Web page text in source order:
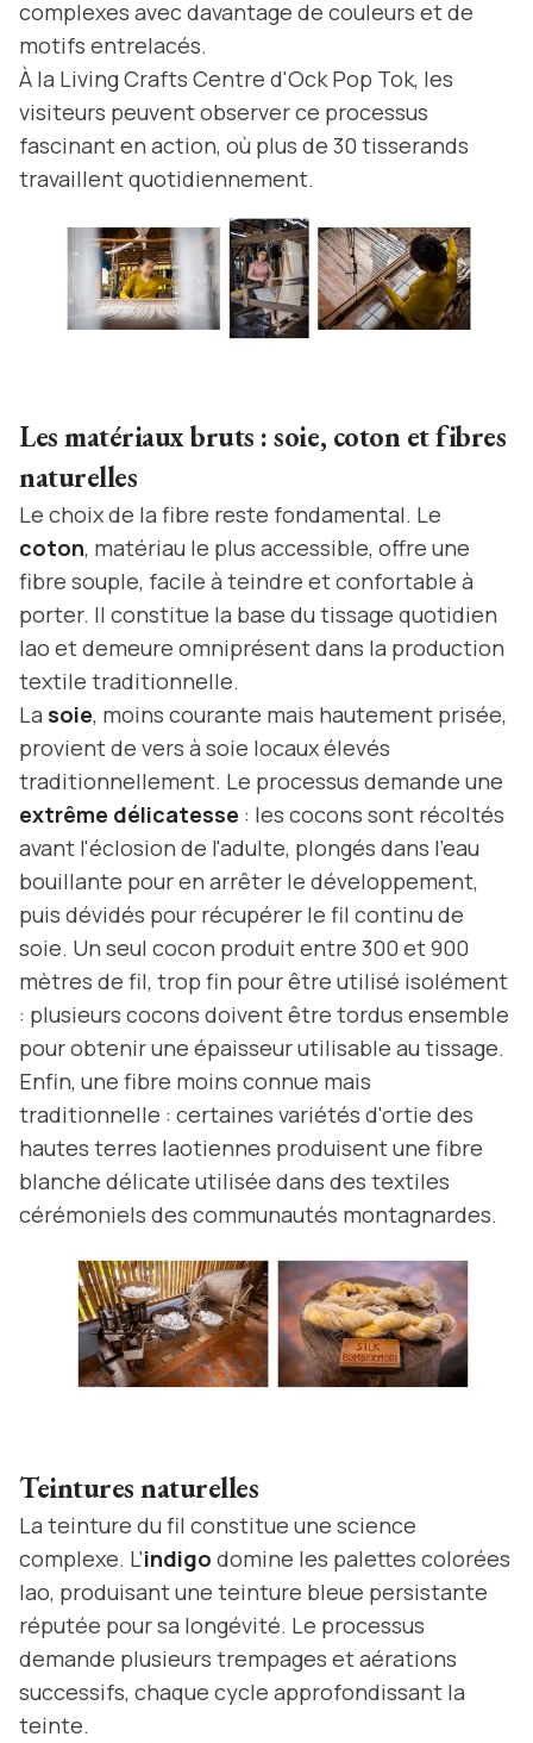
complexes avec davantage de couleurs et de
motifs entrelacés.
À la Living Crafts Centre d'Ock Pop Tok, les
visiteurs peuvent observer ce processus
fascinant en action, où plus de 30 tisserands
travaillent quotidiennement.
Les matériaux bruts : soie, coton et fibres
naturelles
Le choix de la fibre reste fondamental. Le
coton, matériau le plus accessible, offre une
fibre souple, facile à teindre et confortable à
porter. Il constitue la base du tissage quotidien
lao et demeure omniprésent dans la production
textile traditionnelle.
La soie, moins courante mais hautement prisée,
provient de vers à soie locaux élevés
traditionnellement. Le processus demande une
extrême délicatesse : les cocons sont récoltés
avant l'éclosion de l'adulte, plongés dans l'eau
bouillante pour en arrêter le développement,
puis dévidés pour récupérer le fil continu de
soie. Un seul cocon produit entre 300 et 900
mètres de fil, trop fin pour être utilisé isolément
: plusieurs cocons doivent être tordus ensemble
pour obtenir une épaisseur utilisable au tissage.
Enfin, une fibre moins connue mais
traditionnelle : certaines variétés d'ortie des
hautes terres laotiennes produisent une fibre
blanche délicate utilisée dans des textiles
cérémoniels des communautés montagnardes.
Teintures naturelles
La teinture du fil constitue une science
complexe. L'indigo domine les palettes colorées
lao, produisant une teinture bleue persistante
réputée pour sa longévité. Le processus
demande plusieurs trempages et aérations
successifs, chaque cycle approfondissant la
teinte.